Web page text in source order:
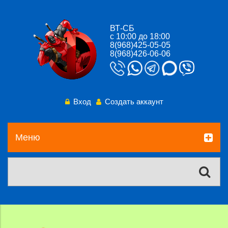
ВТ-СБ
с 10:00 до 18:00
8(968)425-05-05
8(968)426-06-06
Вход Создать аккаунт
Меню